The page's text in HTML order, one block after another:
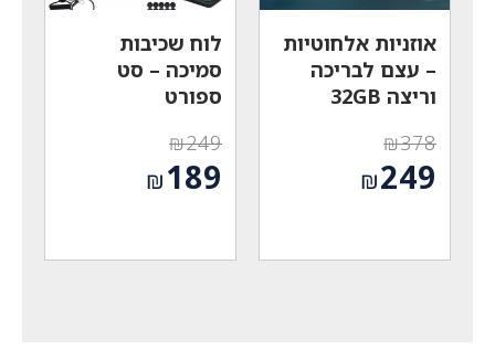
אוזניות אלחוטיות
– עצם לבריכה
וריצה 32GB
₪378
המחיר
המקורי₪249
הוא:
לוח שכיבות
סמיכה – סט
ספורט
₪249
המחיר
המקורי ₪189
הוא: